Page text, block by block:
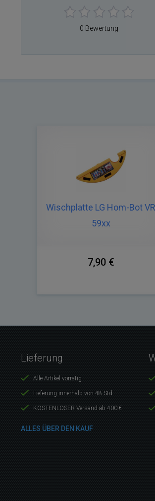
0 Bewertung
Wischplatte LG Hom-Bot VR
59xx
7,90 €
Lieferung
Alle Artikel vorrätig
Lieferung innerhalb von 48 Std.
KOSTENLOSER Versand ab 400 €
ALLES ÜBER DEN KAUF